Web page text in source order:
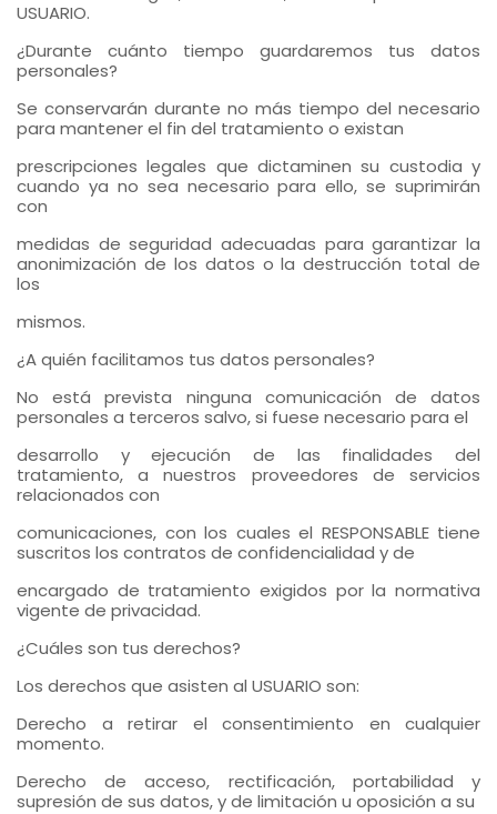
USUARIO.
¿Durante cuánto tiempo guardaremos tus datos
personales?
Se conservarán durante no más tiempo del necesario
para mantener el fin del tratamiento o existan
prescripciones legales que dictaminen su custodia y
cuando ya no sea necesario para ello, se suprimirán
con
medidas de seguridad adecuadas para garantizar la
anonimización de los datos o la destrucción total de
los
mismos.
¿A quién facilitamos tus datos personales?
No está prevista ninguna comunicación de datos
personales a terceros salvo, si fuese necesario para el
desarrollo y ejecución de las finalidades del
tratamiento, a nuestros proveedores de servicios
relacionados con
comunicaciones, con los cuales el RESPONSABLE tiene
suscritos los contratos de confidencialidad y de
encargado de tratamiento exigidos por la normativa
vigente de privacidad.
¿Cuáles son tus derechos?
Los derechos que asisten al USUARIO son:
Derecho a retirar el consentimiento en cualquier
momento.
Derecho de acceso, rectificación, portabilidad y
supresión de sus datos, y de limitación u oposición a su